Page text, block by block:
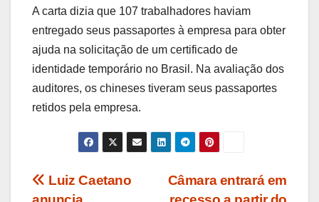
A carta dizia que 107 trabalhadores haviam
entregado seus passaportes à empresa para obter
ajuda na solicitação de um certificado de
identidade temporário no Brasil. Na avaliação dos
auditores, os chineses tiveram seus passaportes
retidos pela empresa.
Navegação
Câmara entrará em
Luiz Caetano